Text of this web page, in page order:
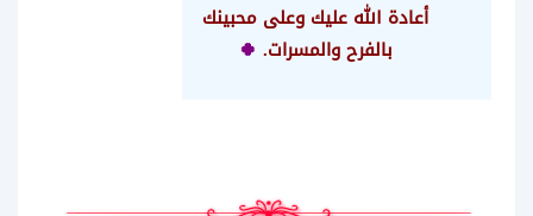
أعادة الله عليك وعلى محبينك
بالفرح والمسرات. 🍀